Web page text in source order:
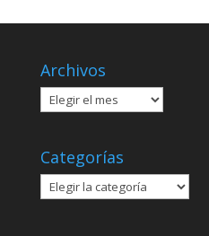
Archivos
Archivos
Categorías
Categorías